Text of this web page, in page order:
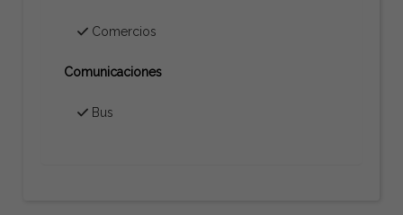
Comercios
Comunicaciones
Bus